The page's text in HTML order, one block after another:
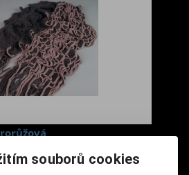
Kč souborů cookies